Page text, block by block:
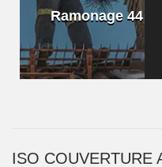
Ramonage 44
ISO COUVERTURE